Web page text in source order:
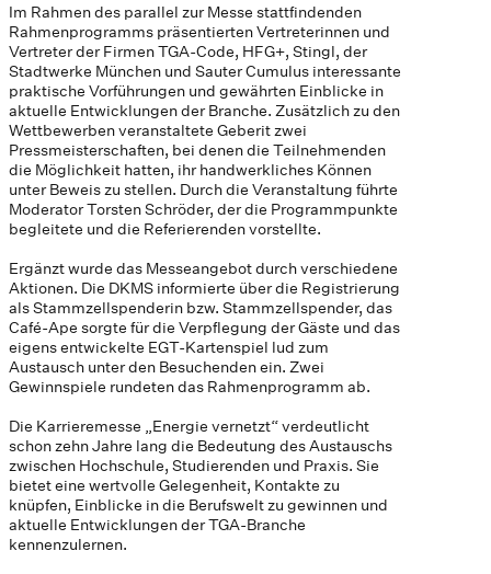
Im Rahmen des parallel zur Messe stattfindenden
Rahmenprogramms präsentierten Vertreterinnen und
Vertreter der Firmen TGA-Code, HFG+, Stingl, der
Stadtwerke München und Sauter Cumulus interessante
praktische Vorführungen und gewährten Einblicke in
aktuelle Entwicklungen der Branche. Zusätzlich zu den
Wettbewerben veranstaltete Geberit zwei
Pressmeisterschaften, bei denen die Teilnehmenden
die Möglichkeit hatten, ihr handwerkliches Können
unter Beweis zu stellen. Durch die Veranstaltung führte
Moderator Torsten Schröder, der die Programmpunkte
begleitete und die Referierenden vorstellte.
Ergänzt wurde das Messeangebot durch verschiedene
Aktionen. Die DKMS informierte über die Registrierung
als Stammzellspenderin bzw. Stammzellspender, das
Café-Ape sorgte für die Verpflegung der Gäste und das
eigens entwickelte EGT-Kartenspiel lud zum
Austausch unter den Besuchenden ein. Zwei
Gewinnspiele rundeten das Rahmenprogramm ab.
Die Karrieremesse „Energie vernetzt“ verdeutlicht
schon zehn Jahre lang die Bedeutung des Austauschs
zwischen Hochschule, Studierenden und Praxis. Sie
bietet eine wertvolle Gelegenheit, Kontakte zu
knüpfen, Einblicke in die Berufswelt zu gewinnen und
aktuelle Entwicklungen der TGA-Branche
kennenzulernen.